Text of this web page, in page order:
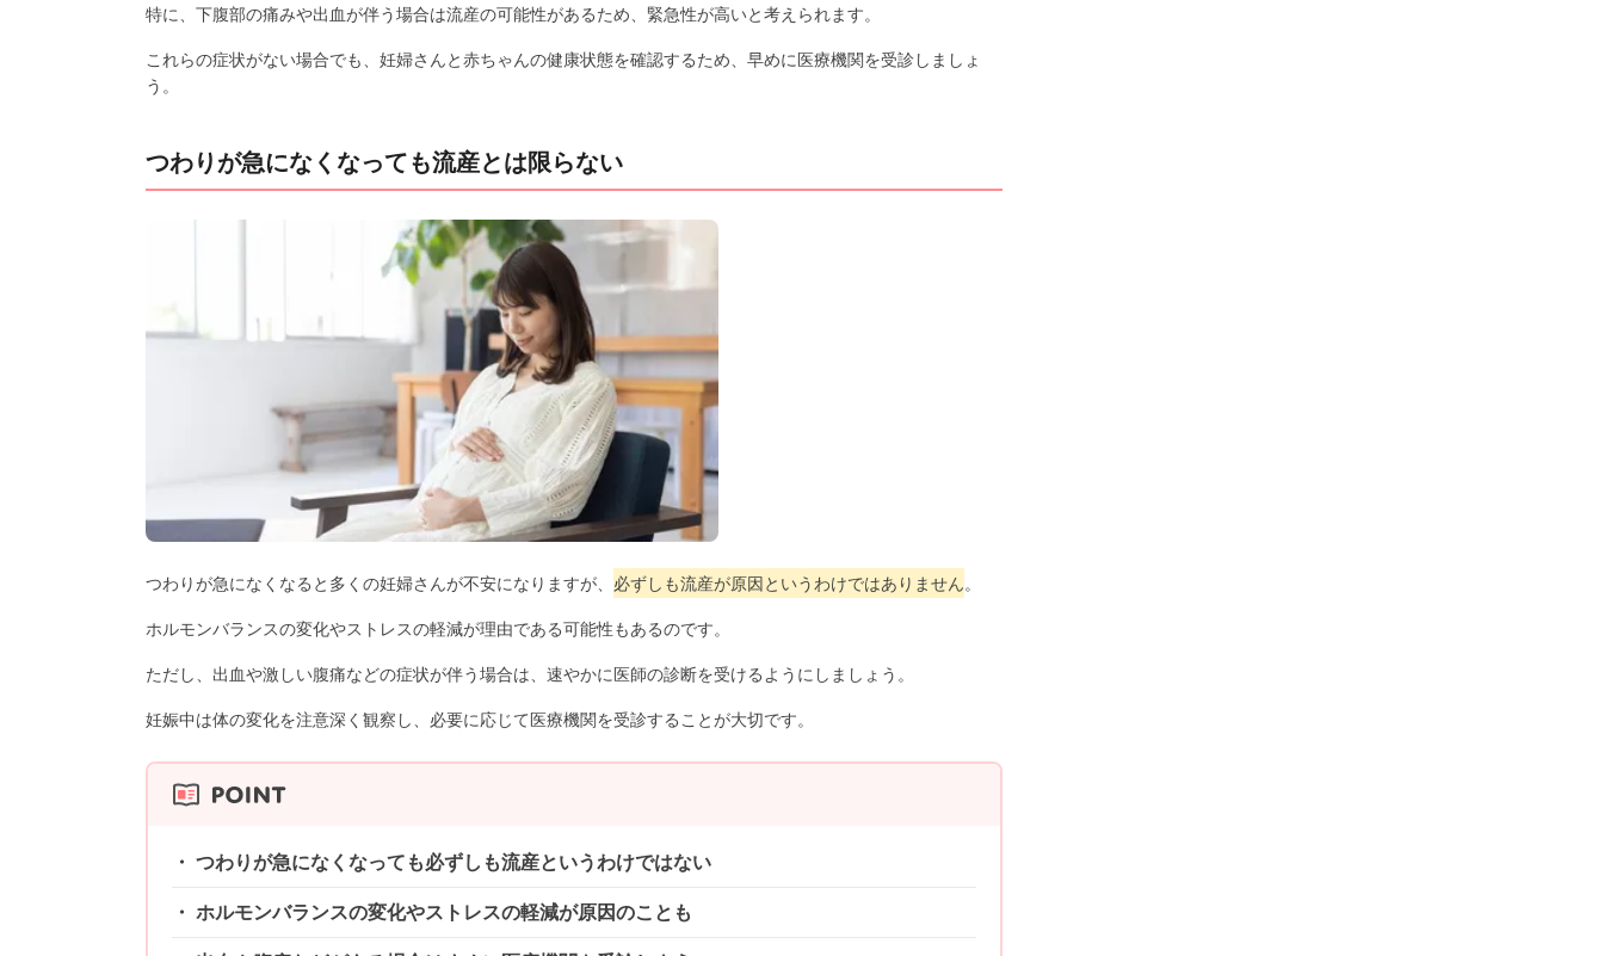
特に、下腹部の痛みや出血が伴う場合は流産の可能性があるため、緊急性が高いと考えられます。
これらの症状がない場合でも、妊婦さんと赤ちゃんの健康状態を確認するため、早めに医療機関を受診しましょ
う。
つわりが急になくなっても流産とは限らない
つわりが急になくなると多くの妊婦さんが不安になりますが、 必ずしも流産が原因というわけではありません。
ホルモンバランスの変化やストレスの軽減が理由である可能性もあるのです。
ただし、出血や激しい腹痛などの症状が伴う場合は、速やかに医師の診断を受けるようにしましょう。
妊娠中は体の変化を注意深く観察し、必要に応じて医療機関を受診することが大切です。
つわりが急になくなっても必ずしも流産というわけではない
ホルモンバランスの変化やストレスの軽減が原因のことも